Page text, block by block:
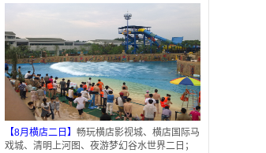
【8月横店二日】 畅玩横店影视城、横店国际马
戏城、清明上河图、夜游梦幻谷水世界二日；